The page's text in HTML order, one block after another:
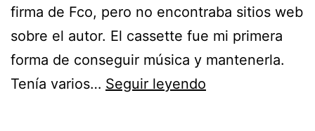
firma de Fco, pero no encontraba sitios web
sobre el autor. El cassette fue mi primera
forma de conseguir música y mantenerla.
Tenía varios… Seguir leyendo